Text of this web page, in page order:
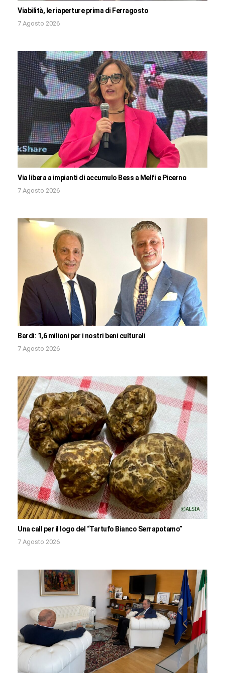
Viabilità, le riaperture prima di Ferragosto
7 Agosto 2026
Via libera a impianti di accumulo Bess a Melfi e Picerno
7 Agosto 2026
Bardi: 1,6 milioni per i nostri beni culturali
7 Agosto 2026
Una call per il logo del “Tartufo Bianco Serrapotamo”
7 Agosto 2026